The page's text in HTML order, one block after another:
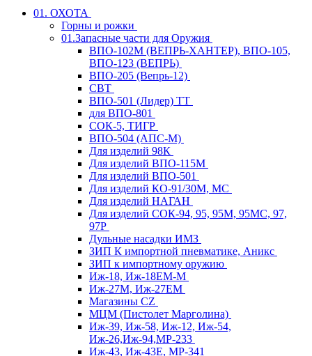
01. ОХОТА
Горны и рожки
01.Запасные части для Оружия
ВПО-102М (ВЕПРЬ-ХАНТЕР), ВПО-105,
ВПО-123 (ВЕПРЬ)
ВПО-205 (Вепрь-12)
СВТ
ВПО-501 (Лидер) ТТ
для ВПО-801
СОК-5, ТИГР
ВПО-504 (АПС-М)
Для изделий 98К
Для изделий ВПО-115М
Для изделий ВПО-501
Для изделий КО-91/30М, МС
Для изделий НАГАН
Для изделий СОК-94, 95, 95М, 95МС, 97,
97Р
Дульные насадки ИМЗ
ЗИП К импортной пневматике, Аникс
ЗИП к импортному оружию
Иж-18, Иж-18ЕМ-М
Иж-27М, Иж-27ЕМ
Магазины CZ
МЦМ (Пистолет Марголина)
Иж-39, Иж-58, Иж-12, Иж-54,
Иж-26,Иж-94,МР-233
Иж-43, Иж-43Е, МР-341